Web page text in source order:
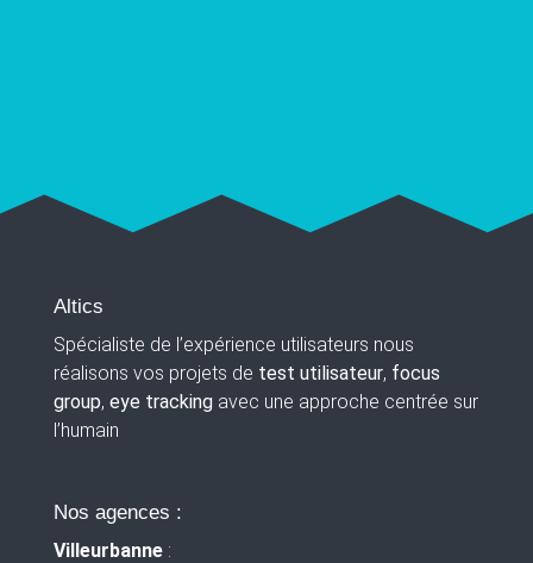
Altics
Spécialiste de l’expérience utilisateurs nous
réalisons vos projets de test utilisateur, focus
group, eye trackingavec une approche centrée sur
l’humain
Nos agences :
Villeurbanne :